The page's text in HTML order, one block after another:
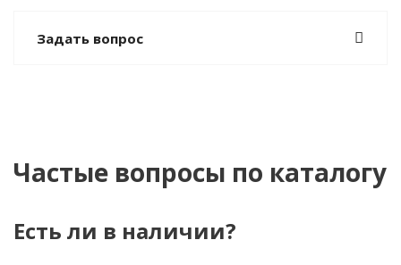
Задать вопрос
Частые вопросы по каталогу
Есть ли в наличии?